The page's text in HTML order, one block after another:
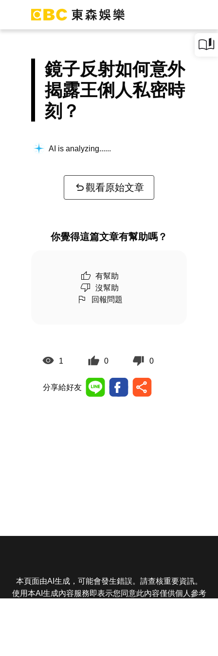
鏡子反射如何意外
揭露王俐人私密時
刻？
AI is analyzing...
觀看原始文章
你覺得這篇文章有幫助嗎？
有幫助
沒幫助
回報問題
1 0 0
分享給好友
本頁面由AI生成，可能會發生錯誤。請查核重要資訊。
使用本AI生成內容服務即表示您同意此內容僅供個人參考